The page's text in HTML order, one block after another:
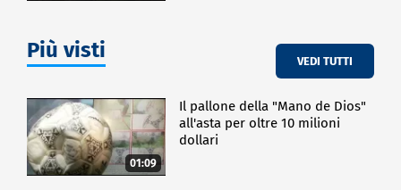
Più visti VEDI TUTTI
01:09
Il pallone della "Mano de Dios"
all'asta per oltre 10 milioni
dollari